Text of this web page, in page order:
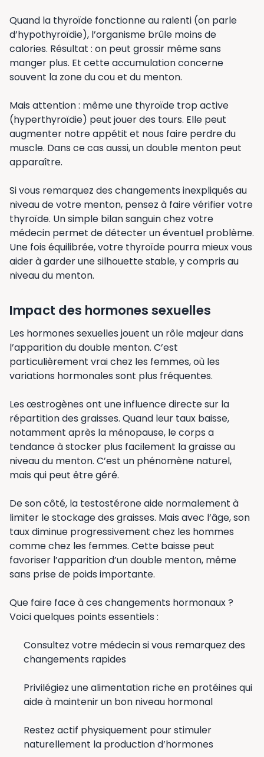
Quand la thyroïde fonctionne au ralenti (on parle
d’hypothyroïdie), l’organisme brûle moins de
calories. Résultat : on peut grossir même sans
manger plus. Et cette accumulation concerne
souvent la zone du cou et du menton.
Mais attention : même une thyroïde trop active
(hyperthyroïdie) peut jouer des tours. Elle peut
augmenter notre appétit et nous faire perdre du
muscle. Dans ce cas aussi, un double menton peut
apparaître.
Si vous remarquez des changements inexpliqués au
niveau de votre menton, pensez à faire vérifier votre
thyroïde. Un simple bilan sanguin chez votre
médecin permet de détecter un éventuel problème.
Une fois équilibrée, votre thyroïde pourra mieux vous
aider à garder une silhouette stable, y compris au
niveau du menton.
Impact des hormones sexuelles
Les hormones sexuelles jouent un rôle majeur dans
l’apparition du double menton. C’est
particulièrement vrai chez les femmes, où les
variations hormonales sont plus fréquentes.
Les œstrogènes ont une influence directe sur la
répartition des graisses. Quand leur taux baisse,
notamment après la ménopause, le corps a
tendance à stocker plus facilement la graisse au
niveau du menton. C’est un phénomène naturel,
mais qui peut être géré.
De son côté, la testostérone aide normalement à
limiter le stockage des graisses. Mais avec l’âge, son
taux diminue progressivement chez les hommes
comme chez les femmes. Cette baisse peut
favoriser l’apparition d’un double menton, même
sans prise de poids importante.
Que faire face à ces changements hormonaux ?
Voici quelques points essentiels :
Consultez votre médecin si vous remarquez des
changements rapides
Privilégiez une alimentation riche en protéines qui
aide à maintenir un bon niveau hormonal
Restez actif physiquement pour stimuler
naturellement la production d’hormones